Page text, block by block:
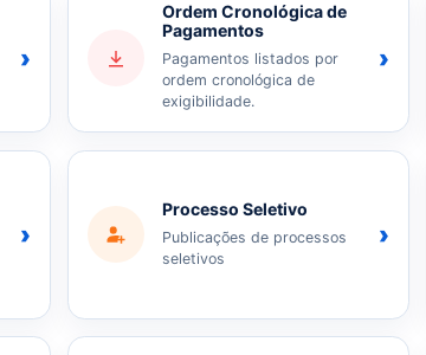
›
Ordem Cronológica de
Pagamentos
Pagamentos listados por
ordem cronológica de
exigibilidade.
›
›
Processo Seletivo
Publicações de processos
seletivos
›